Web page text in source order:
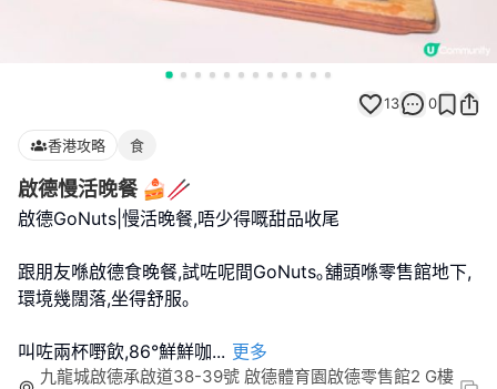
13 0
香港攻略 食
啟德慢活晚餐 🍰🥢
啟德GoNuts|慢活晚餐,唔少得嘅甜品收尾
跟朋友喺啟德食晚餐,試咗呢間GoNuts｡舖頭喺零售館地下,
環境幾闊落,坐得舒服｡
叫咗兩杯嘢飲,86°鮮鮮咖... 更多
九龍城啟德承啟道38-39號 啟德體育園啟德零售館2 G樓